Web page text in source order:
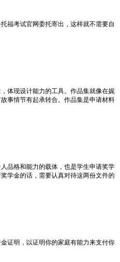
福考试官网委托寄出，这样就不需要自
体现设计能力的工具。作品集就像在娓
事情节有起承转合。作品集是申请材料
品格和能力的载体，也是学生申请奖学
学金的话，需要认真对待这两份文件的
证明，以证明你的家庭有能力来支付你